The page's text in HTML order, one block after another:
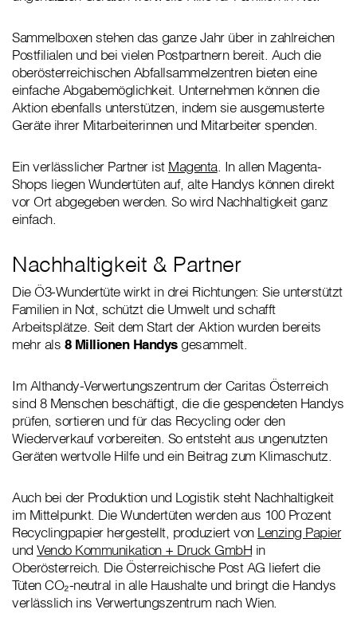
Sammelboxen stehen das ganze Jahr über in zahlreichen
Postfilialen und bei vielen Postpartnern bereit. Auch die
oberösterreichischen Abfallsammelzentren bieten eine
einfache Abgabemöglichkeit. Unternehmen können die
Aktion ebenfalls unterstützen, indem sie ausgemusterte
Geräte ihrer Mitarbeiterinnen und Mitarbeiter spenden.
Ein verlässlicher Partner ist Magenta. In allen Magenta-
Shops liegen Wundertüten auf, alte Handys können direkt
vor Ort abgegeben werden. So wird Nachhaltigkeit ganz
einfach.
Nachhaltigkeit & Partner
Die Ö3-Wundertüte wirkt in drei Richtungen: Sie unterstützt
Familien in Not, schützt die Umwelt und schafft
Arbeitsplätze. Seit dem Start der Aktion wurden bereits
mehr als 8 Millionen Handysgesammelt.
Im Althandy-Verwertungszentrum der Caritas Österreich
sind 8 Menschen beschäftigt, die die gespendeten Handys
prüfen, sortieren und für das Recycling oder den
Wiederverkauf vorbereiten. So entsteht aus ungenutzten
Geräten wertvolle Hilfe und ein Beitrag zum Klimaschutz.
Auch bei der Produktion und Logistik steht Nachhaltigkeit
im Mittelpunkt. Die Wundertüten werden aus 100 Prozent
Recyclingpapier hergestellt, produziert von Lenzing Papier
und Vendo Kommunikation + Druck GmbH in
Oberösterreich. Die Österreichische Post AG liefert die
Tüten CO₂-neutral in alle Haushalte und bringt die Handys
verlässlich ins Verwertungszentrum nach Wien.